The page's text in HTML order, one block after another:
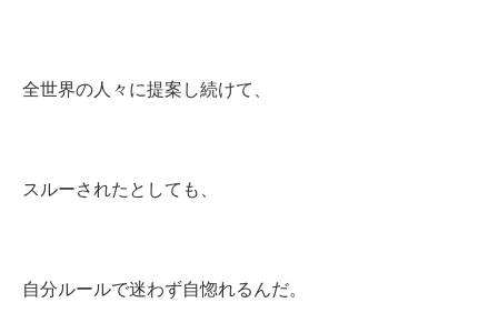
全世界の人々に提案し続けて、
スルーされたとしても、
自分ルールで迷わず自惚れるんだ。